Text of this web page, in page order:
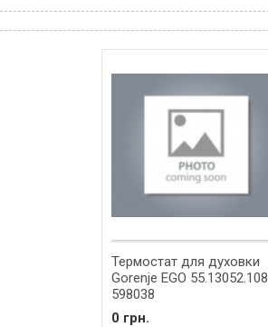
Термостат для духовки
Gorenje EGO 55.13052.108
598038
0 грн.